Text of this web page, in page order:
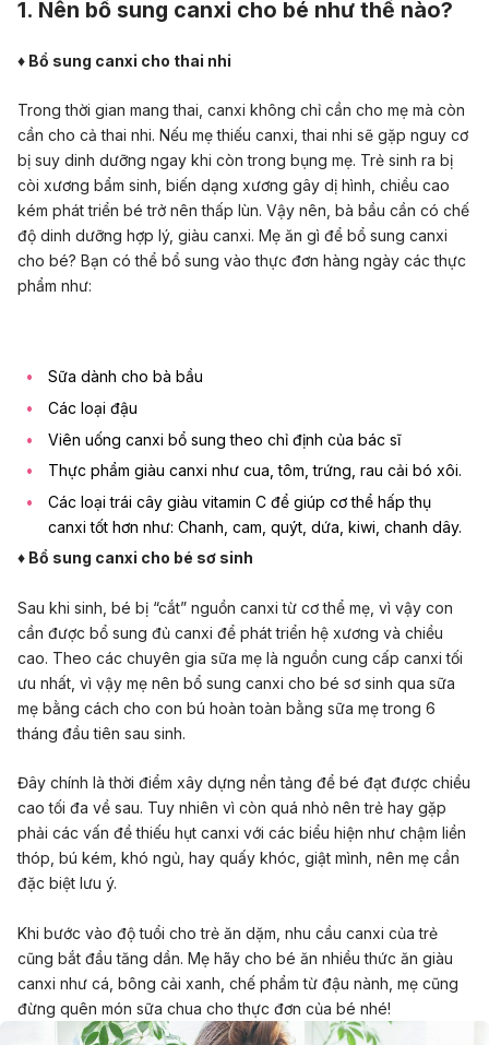
1. Nên bổ sung canxi cho bé như thế nào?
♦ Bổ sung canxi cho thai nhi
Trong thời gian mang thai, canxi không chỉ cần cho mẹ mà còn
cần cho cả thai nhi. Nếu mẹ thiếu canxi, thai nhi sẽ gặp nguy cơ
bị suy dinh dưỡng ngay khi còn trong bụng mẹ. Trẻ sinh ra bị
còi xương bẩm sinh, biến dạng xương gây dị hình, chiều cao
kém phát triển bé trở nên thấp lùn. Vậy nên, bà bầu cần có chế
độ dinh dưỡng hợp lý, giàu canxi. Mẹ ăn gì để bổ sung canxi
cho bé? Bạn có thể bổ sung vào thực đơn hàng ngày các thực
phẩm như:
Sữa dành cho bà bầu
Các loại đậu
Viên uống canxi bổ sung theo chỉ định của bác sĩ
Thực phẩm giàu canxi như cua, tôm, trứng, rau cải bó xôi.
Các loại trái cây giàu vitamin C để giúp cơ thể hấp thụ
canxi tốt hơn như: Chanh, cam, quýt, dứa, kiwi, chanh dây.
♦ Bổ sung canxi cho bé sơ sinh
Sau khi sinh, bé bị “cắt” nguồn canxi từ cơ thể mẹ, vì vậy con
cần được bổ sung đủ canxi để phát triển hệ xương và chiều
cao. Theo các chuyên gia sữa mẹ là nguồn cung cấp canxi tối
ưu nhất, vì vậy mẹ nên bổ sung canxi cho bé sơ sinh qua sữa
mẹ bằng cách cho con bú hoàn toàn bằng sữa mẹ trong 6
tháng đầu tiên sau sinh.
Đây chính là thời điểm xây dựng nền tảng để bé đạt được chiều
cao tối đa về sau. Tuy nhiên vì còn quá nhỏ nên trẻ hay gặp
phải các vấn đề thiếu hụt canxi với các biểu hiện như chậm liền
thóp, bú kém, khó ngủ, hay quấy khóc, giật mình, nên mẹ cần
đặc biệt lưu ý.
Khi bước vào độ tuổi cho trẻ ăn dặm, nhu cầu canxi của trẻ
cũng bắt đầu tăng dần. Mẹ hãy cho bé ăn nhiều thức ăn giàu
canxi như cá, bông cải xanh, chế phẩm từ đậu nành, mẹ cũng
đừng quên món sữa chua cho thực đơn của bé nhé!